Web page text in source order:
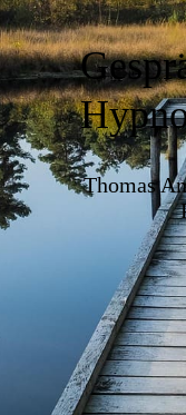
Thomas